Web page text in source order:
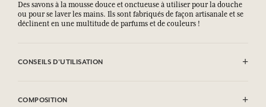
Des savons à la mousse douce et onctueuse à utiliser pour la douche
ou pour se laver les mains. Ils sont fabriqués de façon artisanale et se
déclinent en une multitude de parfums et de couleurs !
CONSEILS D'UTILISATION
COMPOSITION